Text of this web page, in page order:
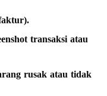
transaksi atau
rusak atau tidak